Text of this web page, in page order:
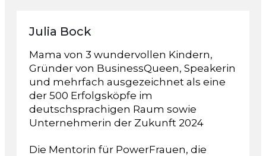
Julia Bock
Mama von 3 wundervollen Kindern,
Gründer von BusinessQueen, Speakerin
und mehrfach ausgezeichnet als eine
der 500 Erfolgsköpfe im
deutschsprachigen Raum sowie
Unternehmerin der Zukunft 2024
Die Mentorin für PowerFrauen, die